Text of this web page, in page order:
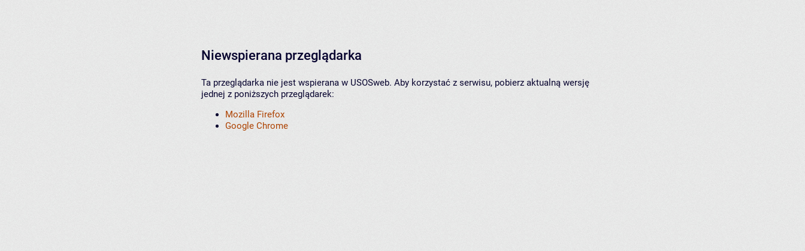
Niewspierana przeglądarka
Ta przeglądarka nie jest wspierana w USOSweb. Aby korzystać z serwisu, pobierz aktualną wersję
jednej z poniższych przeglądarek:
Mozilla Firefox
Google Chrome